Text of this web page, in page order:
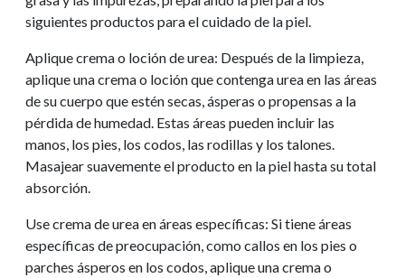
siguientes productos para el cuidado de la piel.
Aplique crema o loción de urea: Después de la limpieza,
aplique una crema o loción que contenga urea en las áreas
de su cuerpo que estén secas, ásperas o propensas a la
pérdida de humedad. Estas áreas pueden incluir las
manos, los pies, los codos, las rodillas y los talones.
Masajear suavemente el producto en la piel hasta su total
absorción.
Use crema de urea en áreas específicas: Si tiene áreas
específicas de preocupación, como callos en los pies o
parches ásperos en los codos, aplique una crema o